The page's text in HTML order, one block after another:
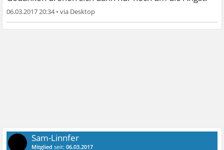
06.03.2017 20:34•
Sam-Linnfer
Mitglied seit:06.03.2017